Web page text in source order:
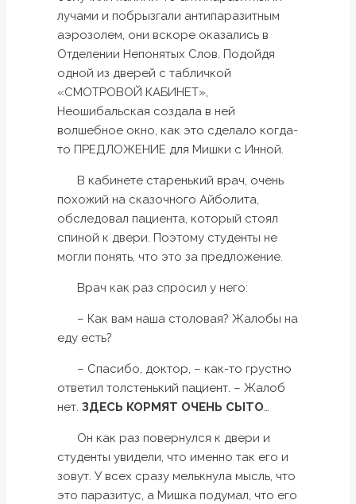
лучами и побрызгали антипаразитным
аэрозолем, они вскоре оказались в
Отделении Непонятых Слов. Подойдя
одной из дверей с табличкой
«СМОТРОВОЙ КАБИНЕТ»,
Неошибальская создала в ней
волшебное окно, как это сделало когда-
то ПРЕДЛОЖЕНИЕ для Мишки с Инной.
В кабинете старенький врач, очень
похожий на сказочного Айболита,
обследовал пациента, который стоял
спиной к двери. Поэтому студенты не
могли понять, что это за предложение.
Врач как раз спросил у него:
– Как вам наша столовая? Жалобы на
еду есть?
– Спасибо, доктор, – как-то грустно
ответил толстенький пациент. – Жалоб
нет. ЗДЕСЬ КОРМЯТ ОЧЕНЬ СЫТО…
Он как раз повернулся к двери и
студенты увидели, что именно так его и
зовут. У всех сразу мелькнула мысль, что
это паразитус, а Мишка подумал, что его